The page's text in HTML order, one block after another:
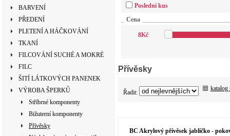
BARVENÍ
PŘEDENÍ
PLETENÍ A HÁČKOVÁNÍ
TKANÍ
FILCOVÁNÍ SUCHÉ A MOKRÉ
FILC
ŠITÍ LÁTKOVÝCH PANENEK
VÝROBA ŠPERKŮ
Stříbrné komponenty
Bižuterní komponenty
Přívěsky
Poslední kus
Cena
8Kč
Přívěsky
Řadit:
katalog
BC Akrylový přívěsek jablíčko -